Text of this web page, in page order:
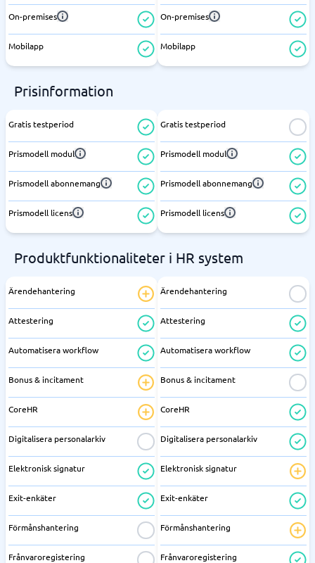
On-premises
Mobilapp
On-premises
Mobilapp
Prisinformation
Gratis testperiod
Prismodell modul
Prismodell abonnemang
Prismodell licens
Gratis testperiod
Prismodell modul
Prismodell abonnemang
Prismodell licens
Produktfunktionaliteter i HR system
Ärendehantering
Attestering
Automatisera workflow
Bonus & incitament
CoreHR
Digitalisera personalarkiv
Elektronisk signatur
Exit-enkäter
Förmånshantering
Frånvaroregistering
Ärendehantering
Attestering
Automatisera workflow
Bonus & incitament
CoreHR
Digitalisera personalarkiv
Elektronisk signatur
Exit-enkäter
Förmånshantering
Frånvaroregistering